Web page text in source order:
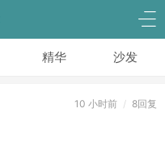
精华 沙发
10 小时前 / 8回复